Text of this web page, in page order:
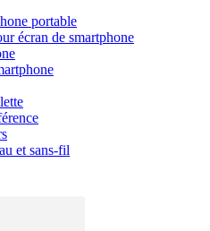
portable
écran de smartphone
et sans-fil